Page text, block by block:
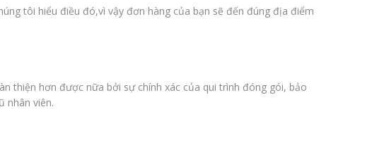
tôi hiểu điều đó,vì vậy đơn hàng của bạn sẽ đến đúng địa điểm
thiện hơn được nữa bởi sự chính xác của qui trình đóng gói, bảo
nhân viên.